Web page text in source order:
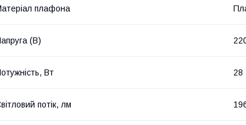
плафона
(В)
Вт 28
потік, лм